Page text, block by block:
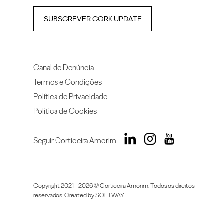
SUBSCREVER CORK UPDATE
Canal de Denúncia
Termos e Condições
Política de Privacidade
Política de Cookies
Seguir Corticeira Amorim
Copyright 2021 - 2026 © Corticeira Amorim. Todos os direitos
reservados. Created bySOFTWAY.